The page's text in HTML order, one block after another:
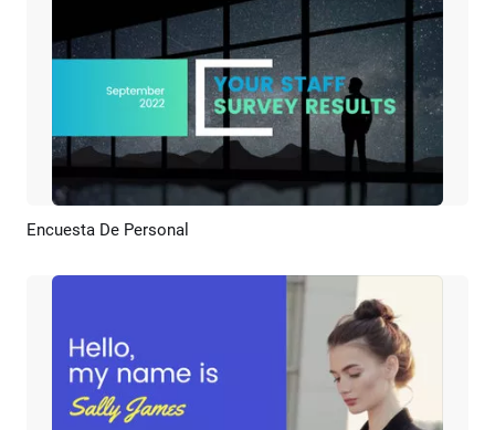
Previsualizar
Encuesta De Personal